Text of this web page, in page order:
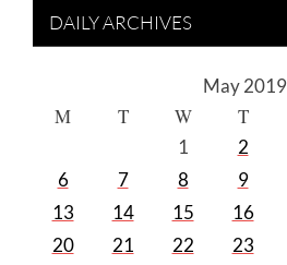
DAILY ARCHIVES
May 2019
M T W T
1 2
6
7 8 9
13
14 15 16
20
21 22 23